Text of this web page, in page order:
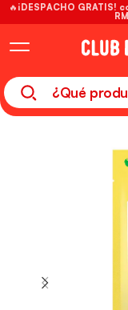
🔥¡DESPACHO
RM